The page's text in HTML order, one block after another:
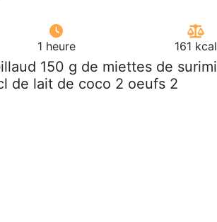
1 heure 161 kcal
150 g de miettes de surimi
de lait de coco 2 oeufs 2